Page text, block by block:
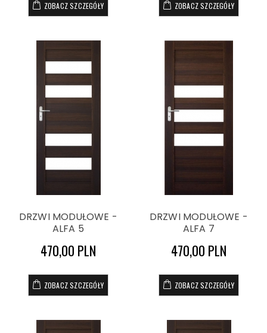
ZOBACZ SZCZEGÓŁY ZOBACZ SZCZEGÓŁY
DRZWI MODUŁOWE -
ALFA 5
470,00 PLN
ZOBACZ SZCZEGÓŁY
DRZWI MODUŁOWE -
ALFA 7
470,00 PLN
ZOBACZ SZCZEGÓŁY